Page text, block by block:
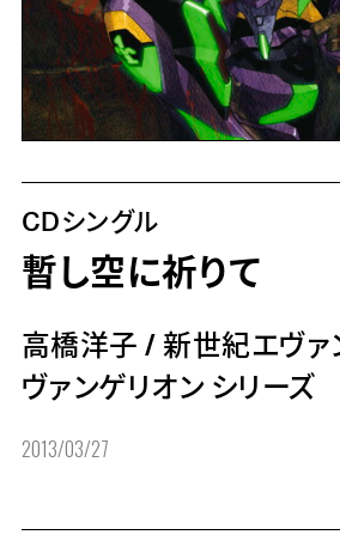
CDシングル
暫し空に祈りて
高橋洋子 / 新世紀エヴァ
ヴァンゲリオン シリーズ
2013/03/27